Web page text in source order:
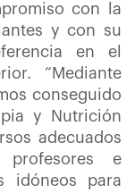
con la
y con su
en el
“Mediante
conseguido
y Nutrición
adecuados
e
idóneos para